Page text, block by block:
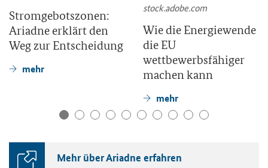
Stromgebotszonen:
Ariadne erklärt den
Weg zur Entscheidung
mehr
stock.adobe.com
Wie die Energiewende
die EU
wettbewerbsfähiger
machen kann
mehr
Mehr über Ariadne erfahren